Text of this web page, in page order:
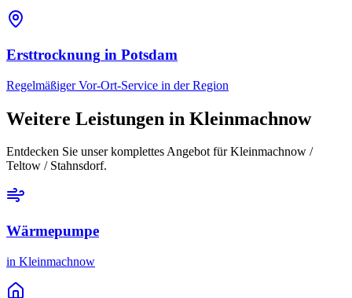
Ersttrocknung in Potsdam
Regelmäßiger Vor-Ort-Service in der Region
Weitere Leistungen in Kleinmachnow
Entdecken Sie unser komplettes Angebot fürKleinmachnow /
Teltow / Stahnsdorf.
Wärmepumpe
in Kleinmachnow